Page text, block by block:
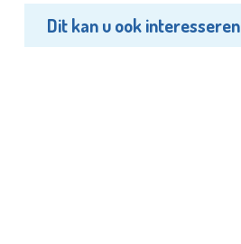
Dit kan u ook interesseren